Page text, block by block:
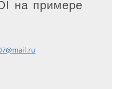
на примере